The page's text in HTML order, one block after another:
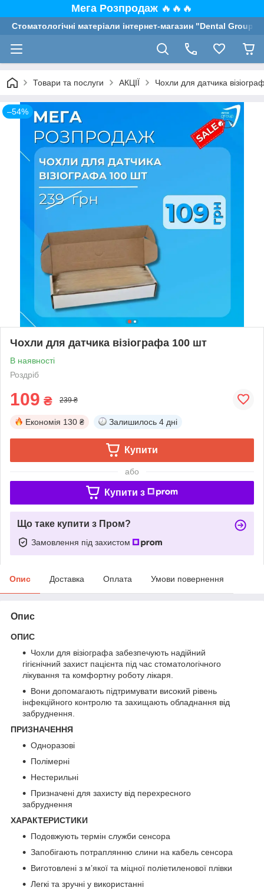
Мега Розпродаж 🔥🔥🔥
Стоматологічні матеріали інтернет-магазин "Dental Group"
Товари та послуги АКЦІЇ Чохли для датчика
–54%
Чохли для датчика візіографа 100 шт
В наявності
Роздріб
109 ₴ 239 ₴
Економія 130 ₴ Залишилось 4 дні
Купити
або
Купити з
Що таке купити з Пром?
Замовлення під захистом
Опис Доставка Оплата Умови повернення
Опис
ОПИС
Чохли для візіографа забезпечують надійний
гігієнічний захист пацієнта під час стоматологічного
лікування та комфортну роботу лікаря.
Вони допомагають підтримувати високий рівень
інфекційного контролю та захищають обладнання від
забруднення.
ПРИЗНАЧЕННЯ
Одноразові
Полімерні
Нестерильні
Призначені для захисту від перехресного
забруднення
ХАРАКТЕРИСТИКИ
Подовжують термін служби сенсора
Запобігають потраплянню слини на кабель сенсора
Виготовлені з м’якої та міцної поліетиленової плівки
Легкі та зручні у використанні